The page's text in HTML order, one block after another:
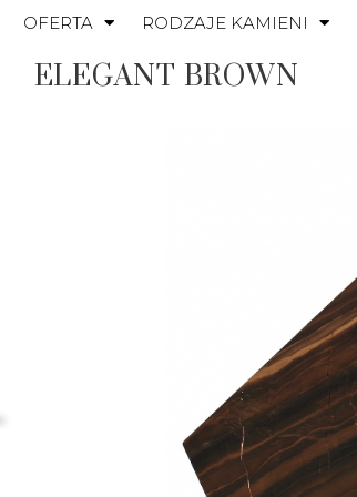
OFERTA RODZAJE KAMIENI
ELEGANT BROWN